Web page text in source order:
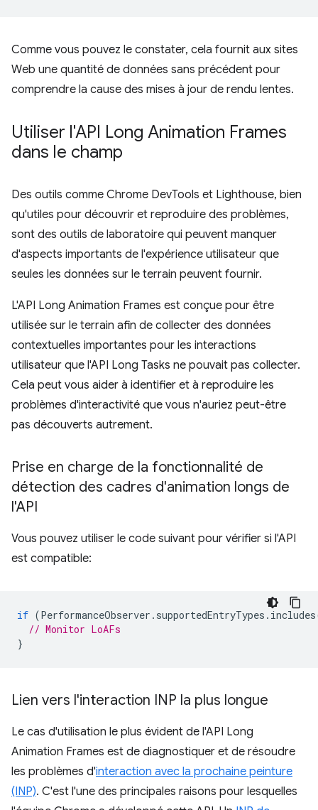
Comme vous pouvez le constater, cela fournit aux sites
Web une quantité de données sans précédent pour
comprendre la cause des mises à jour de rendu lentes.
Utiliser l'API Long Animation Frames
dans le champ
Des outils comme Chrome DevTools et Lighthouse, bien
qu'utiles pour découvrir et reproduire des problèmes,
sont des outils de laboratoire qui peuvent manquer
d'aspects importants de l'expérience utilisateur que
seules les données sur le terrain peuvent fournir.
L'API Long Animation Frames est conçue pour être
utilisée sur le terrain afin de collecter des données
contextuelles importantes pour les interactions
utilisateur que l'API Long Tasks ne pouvait pas collecter.
Cela peut vous aider à identifier et à reproduire les
problèmes d'interactivité que vous n'auriez peut-être
pas découverts autrement.
Prise en charge de la fonctionnalité de
détection des cadres d'animation longs de
l'API
Vous pouvez utiliser le code suivant pour vérifier si l'API
est compatible:
if (PerformanceObserver . supportedEntryTypes . includes
// Monitor LoAFs
}
Lien vers l'interaction INP la plus longue
Le cas d'utilisation le plus évident de l'API Long
Animation Frames est de diagnostiquer et de résoudre
les problèmes d'interaction avec la prochaine peinture
(INP). C'est l'une des principales raisons pour lesquelles